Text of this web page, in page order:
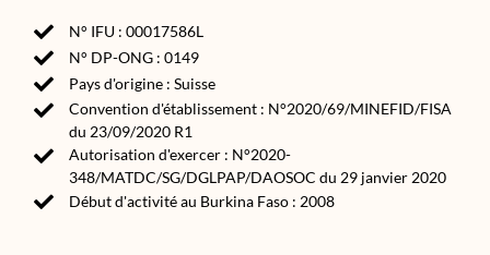
N° IFU : 00017586L
N° DP-ONG : 0149
Pays d'origine : Suisse
Convention d'établissement : N°2020/69/MINEFID/FISA
du 23/09/2020 R1
Autorisation d'exercer : N°2020-
348/MATDC/SG/DGLPAP/DAOSOC du 29 janvier 2020
Début d'activité au Burkina Faso : 2008